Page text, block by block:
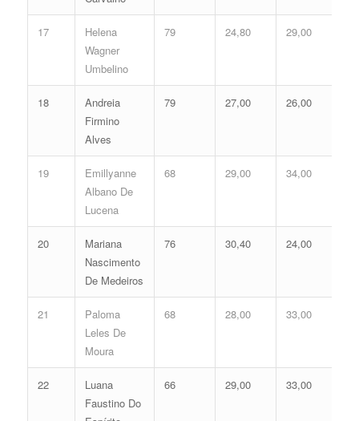
17
Helena
Wagner
Umbelino
79 24,80 29,00
18
Andreia
Firmino
Alves
79 27,00 26,00
19
Emillyanne
Albano De
Lucena
68 29,00 34,00
20
Mariana
Nascimento
De Medeiros
76 30,40 24,00
21
Paloma
Leles De
Moura
68 28,00 33,00
22
Luana
Faustino Do
66 29,00 33,00